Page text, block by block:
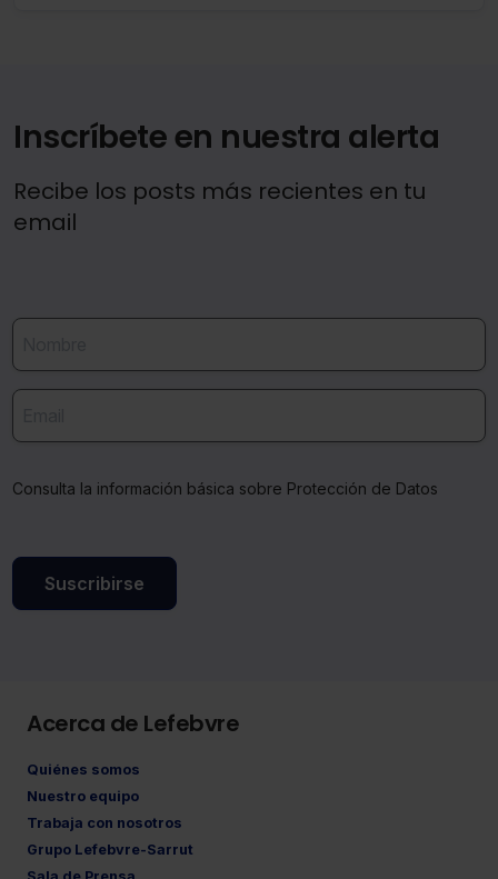
Inscríbete en nuestra alerta
Recibe los posts más recientes en tu
email
Consulta la información básica sobre Protección de Datos
Suscribirse
Acerca de Lefebvre
Quiénes somos
Nuestro equipo
Trabaja con nosotros
Grupo Lefebvre-Sarrut
Sala de Prensa